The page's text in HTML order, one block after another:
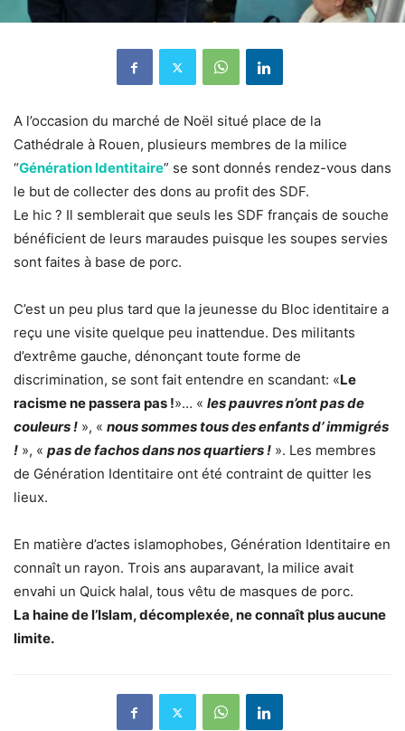
A l’occasion du marché de Noël situé place de la
Cathédrale à Rouen, plusieurs membres de la milice
“Génération Identitaire” se sont donnés rendez-vous dans
le but de collecter des dons au profit des SDF.
Le hic ? Il semblerait que seuls les SDF français de souche
bénéficient de leurs maraudes puisque les soupes servies
sont faites à base de porc.
C’est un peu plus tard que la jeunesse du Bloc identitaire a
reçu une visite quelque peu inattendue. Des militants
d’extrême gauche, dénonçant toute forme de
discrimination, se sont fait entendre en scandant: «Le
racisme ne passera pas !»… « les pauvres n’ont pas de
couleurs ! », « nous sommes tous des enfants d’ immigrés
! », « pas de fachos dans nos quartiers ! ». Les membres
de Génération Identitaire ont été contraint de quitter les
lieux.
En matière d’actes islamophobes, Génération Identitaire en
connaît un rayon. Trois ans auparavant, la milice avait
envahi un Quick halal, tous vêtu de masques de porc.
La haine de l’Islam, décomplexée, ne connaît plus aucune
limite.